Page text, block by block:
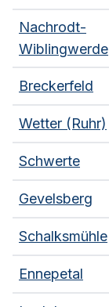
Nachrodt-
Wiblingwerde
Breckerfeld
Wetter (Ruhr)
Schwerte
Gevelsberg
Schalksmühle
Ennepetal